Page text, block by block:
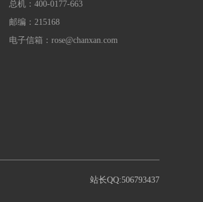
总机：400-0177-663
邮编：215168
电子信箱：rose@chanxan.com
站长QQ:506793437